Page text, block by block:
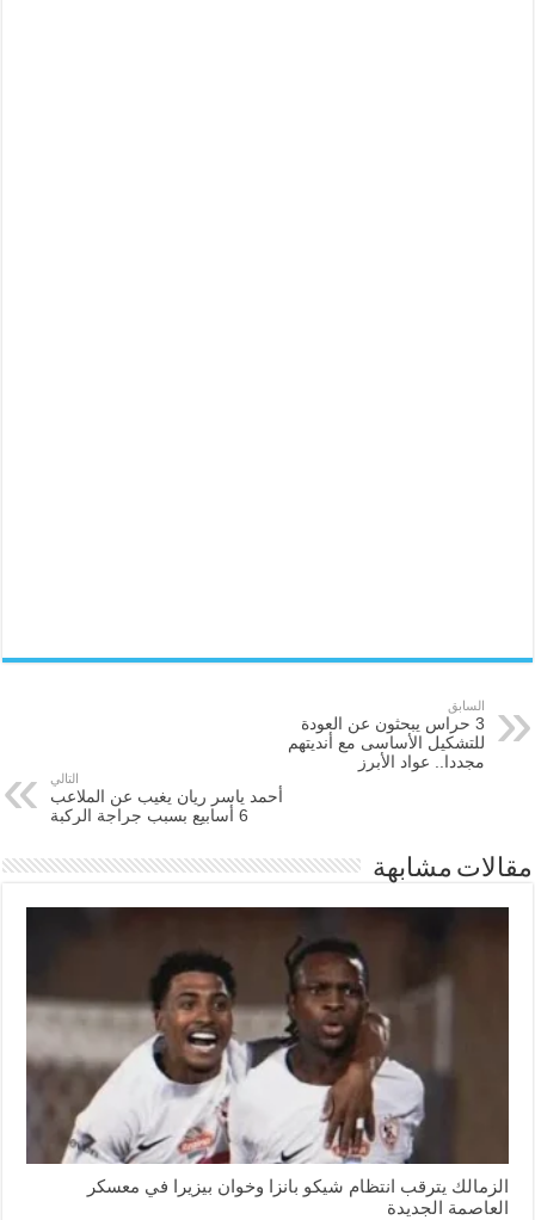
السابق
3 حراس يبحثون عن العودة
للتشكيل الأساسى مع أنديتهم
مجددا.. عواد الأبرز
التالي
أحمد ياسر ريان يغيب عن الملاعب
6 أسابيع بسبب جراجة الركبة
مقالات مشابهة
الزمالك يترقب انتظام شيكو بانزا وخوان بيزيرا في معسكر
العاصمة الجديدة